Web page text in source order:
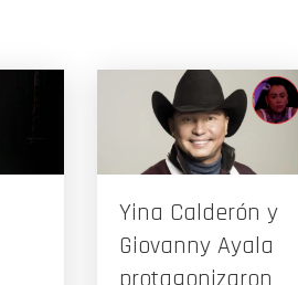
Yina Calderón y
Giovanny Ayala